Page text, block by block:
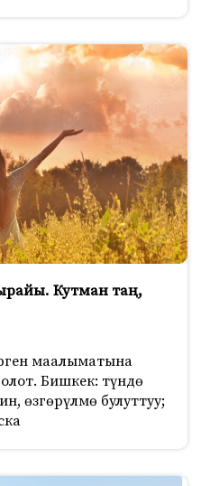
Кутман таң,
маалыматына
Бишкек: түндө
өзгөрүлмө булуттуу;